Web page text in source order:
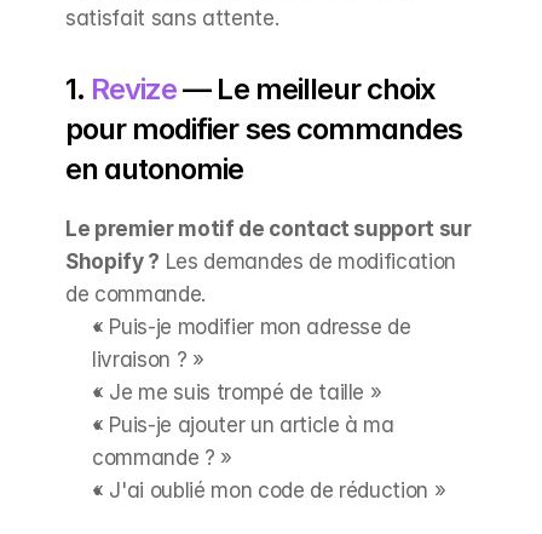
satisfait sans attente.
1. Revize — Le meilleur choix
pour modifier ses commandes
en autonomie
Le premier motif de contact support sur
Shopify ? Les demandes de modification
de commande.
« Puis-je modifier mon adresse de
livraison ? »
« Je me suis trompé de taille »
« Puis-je ajouter un article à ma
commande ? »
« J'ai oublié mon code de réduction »